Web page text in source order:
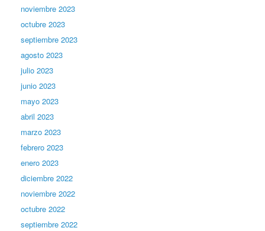
noviembre 2023
octubre 2023
septiembre 2023
agosto 2023
julio 2023
junio 2023
mayo 2023
abril 2023
marzo 2023
febrero 2023
enero 2023
diciembre 2022
noviembre 2022
octubre 2022
septiembre 2022